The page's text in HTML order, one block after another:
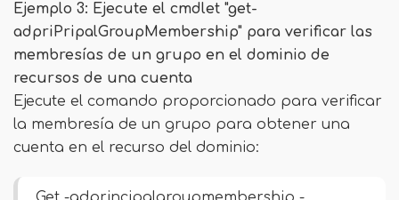
Ejemplo 3: Ejecute el cmdlet "get-
adpriPripalGroupMembership" para verificar las
membresías de un grupo en el dominio de
recursos de una cuenta
Ejecute el comando proporcionado para verificar
la membresía de un grupo para obtener una
cuenta en el recurso del dominio: